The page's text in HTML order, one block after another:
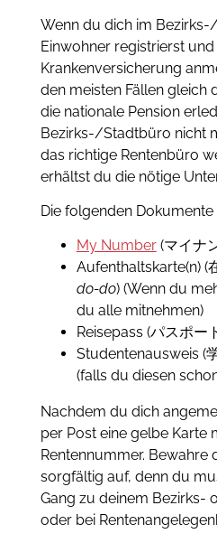
Wenn du dich im
Einwohner registrierst und
Krankenversicherung
den meisten Fällen gleich
die nationale Pension
Bezirks-/Stadtbüro nicht
das richtige Rentenbüro
erhältst du die nötige
Die folgenden
My Number(マイナ
Aufenthaltskarte(n) (
do-do) (Wenn du
du alle mitnehmen)
Reisepass (パスポー
Studentenausweis (
(falls du diesen
Nachdem du dich
per Post eine gelbe Karte
Rentennummer. Bewahre
sorgfältig auf, denn du
Gang zu deinem Bezirks-
oder bei